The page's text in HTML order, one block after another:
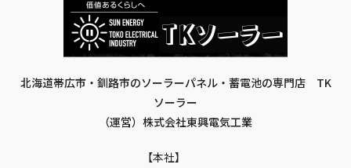
北海道帯広市・釧路市のソーラーパネル・蓄電池の専門店 TK
ソーラー
（運営）株式会社東興電気工業
本社